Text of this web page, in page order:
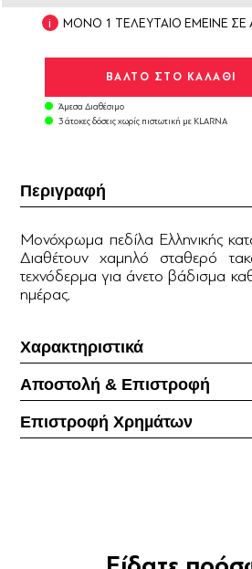
ΜΟΝΟ 1 ΤΕΛΕΥΤΑΙΟ ΕΜΕΙΝΕ
Άμεσα Διαθέσιμο
3 άτοκες δόσεις χωρίς πιστωτική με KLARNA
Περιγραφή
Μονόχρωμα πεδίλα Ελληνικής
Διαθέτουν χαμηλό σταθερό
τεχνόδερμα για άνετο βάδισμα
ημέρας.
Χαρακτηριστικά
Αποστολή & Επιστροφή
Επιστροφή Χρηµάτων